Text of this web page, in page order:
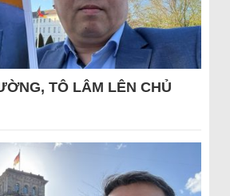
TÔ LÂM LÊN CHỦ